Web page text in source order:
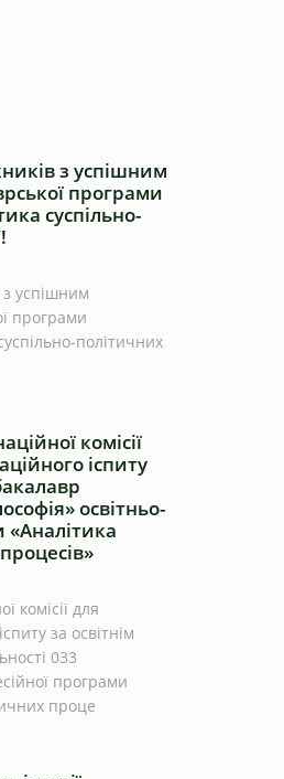
з успішним
програми
суспільно-
успішним
програми
політичних
комісії
іспиту
освітньо-
«Аналітика
комісії для
за освітнім
033
програми
проце